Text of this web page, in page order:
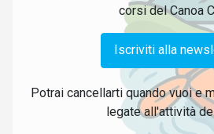
corsi del Canoa
Iscriviti alla
Potrai cancellarti quando vuoi e
legate all'attività